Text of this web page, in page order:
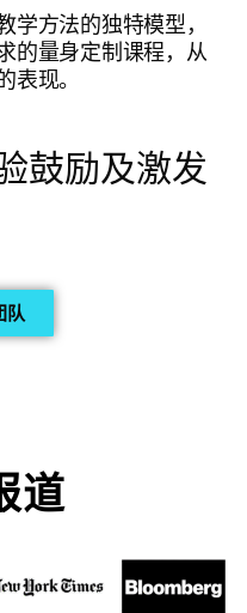
方法的独特模型，
的量身定制课程，从
表现。
鼓励及激发
队
道